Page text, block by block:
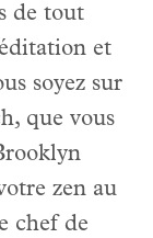
de tout
et
soyez sur
que vous
zen au
chef de